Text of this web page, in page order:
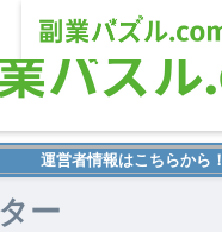
運営者情報はこちらから！
ー